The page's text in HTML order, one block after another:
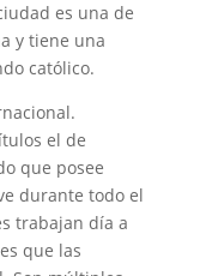
es una de
y tiene una
católico.
el de
que posee
durante todo el
trabajan día a
que las